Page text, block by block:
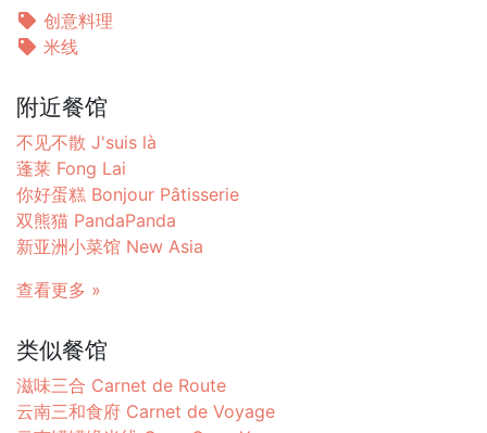
创意料理
米线
附近餐馆
不见不散 J'suis là
蓬莱 Fong Lai
你好蛋糕 Bonjour Pâtisserie
双熊猫 PandaPanda
新亚洲小菜馆 New Asia
查看更多 »
类似餐馆
滋味三合 Carnet de Route
云南三和食府 Carnet de Voyage